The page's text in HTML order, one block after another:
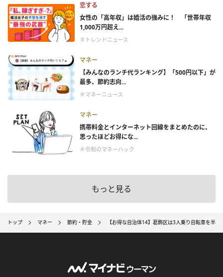
恋する
女性の「高年収」は婚活の強みに！ 「世帯年収
1,000万円超え...
＃トレンドニュース
マネー
【みんなのランチ代ランキング】「500円以下」が
最多、節約志向...
＃マネーニュース
マネー
携帯料金とインターネット回線をまとめたのに、
思ったほどお得にな...
＃令和のマネーハック
もっと見る
トップ マネー 節約・貯金 【お得な自治体14】葛飾区は3人乗り自転車を半額